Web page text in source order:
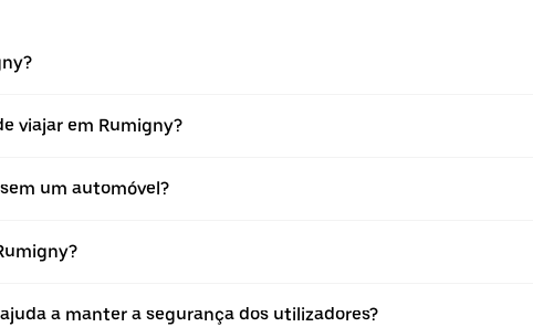
viajar em Rumigny?
um automóvel?
a manter a segurança dos utilizadores?